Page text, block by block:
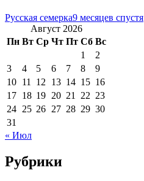
Русская семерка9 месяцев спустя
Август 2026
Пн Вт Ср Чт Пт Сб Вс
1
2
3
4 5 6 7 8
9
10 11 12 13 14 15 16
17 18 19 20 21 22 23
24 25 26 27 28 29 30
31
« Июл
Рубрики